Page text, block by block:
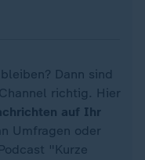
Dann sind
richtig. Hier
auf Ihr
Umfragen oder
"Kurze